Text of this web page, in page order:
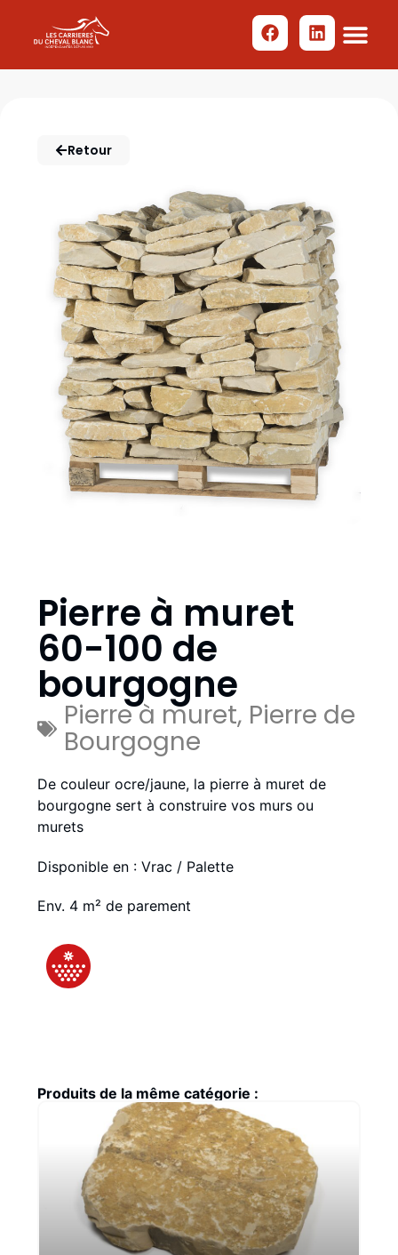
Retour
Pierre à muret
60-100 de
bourgogne
Pierre à muret, Pierre de
Bourgogne
De couleur ocre/jaune, la pierre à muret de
bourgogne sert à construire vos murs ou
murets
Disponible en : Vrac / Palette
Env. 4 m² de parement
Produits de la même catégorie :